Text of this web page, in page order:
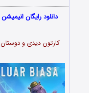
کارتون دیدی و دوستان ۲۰۲۳